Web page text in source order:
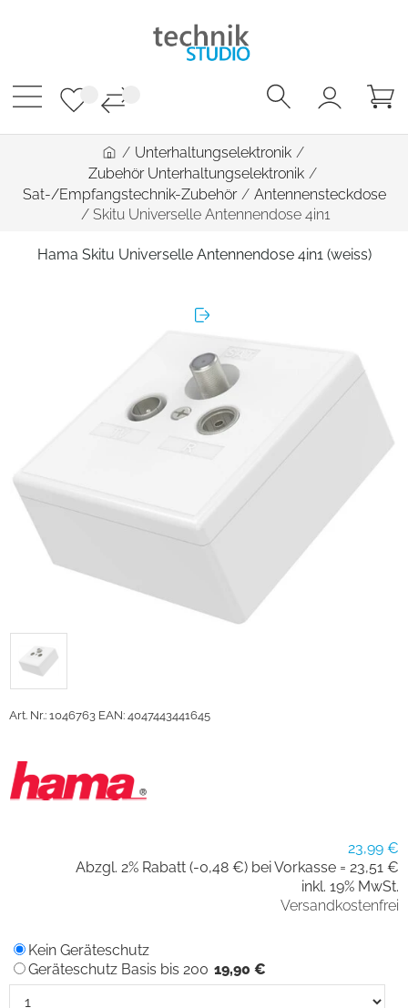
/ Unterhaltungselektronik /
Zubehör Unterhaltungselektronik /
Sat-/Empfangstechnik-Zubehör/ Antennensteckdose
/ Skitu Universelle Antennendose 4in1
Hama Skitu Universelle Antennendose 4in1 (weiss)
Art. Nr.: 1046763 EAN: 4047443441645
23,99 €
Abzgl. 2% Rabatt (-0,48 €) bei Vorkasse = 23,51 €
inkl. 19% MwSt.
Versandkostenfrei
Kein Geräteschutz
Geräteschutz Basis bis 200 19,90 €